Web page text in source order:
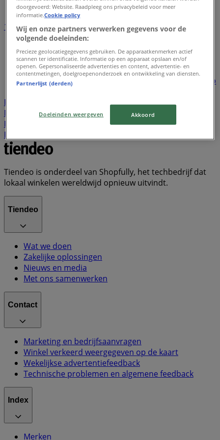
1 345
22
Lidl
Dirk Plus Aldi Kruidvat Nettorama
Action
Albert Heijn Vomar Hoogvliet
Dekamarkt
Wibra
Medipoint Scapino
Hubo
Poiesz
Decathlon Expert Etos
Markt
Zara Tanger Markt Primera
Makro
Kwantum
Praxis Naanhof
Ter Stal
Kik
Tiendeo is onderdeel van Shopfully, het techbedrijf dat
lokaal winkelen wereldwijd opnieuw uitvindt.
Tiendeo
Wat we doen
Zakelijke oplossingen
Nieuws en media
Met ons samenwerken
Contact
Marketing en bedrijfsaanvragen
Winkel verkeerd weergegeven op de kaart
Wekelijkse advertentiefeedback
Technische problemen en algemene feedback
Index
Merken
doorgevoerd: Website. Raadpleeg ons privacybeleid voor meer
informatie.Cookie policy
Wij en onze partners verwerken gegevens voor de
volgende doeleinden:
Precieze geolocatiegegevens gebruiken. De apparaatkenmerken actief
scannen ter identificatie. Informatie op een apparaat opslaan en/of
openen. Gepersonaliseerde advertenties en content, advertentie- en
contentmetingen, doelgroepenonderzoek en ontwikkeling van diensten.
Partnerlijst (derden)
Doeleinden weergeven Akkoord